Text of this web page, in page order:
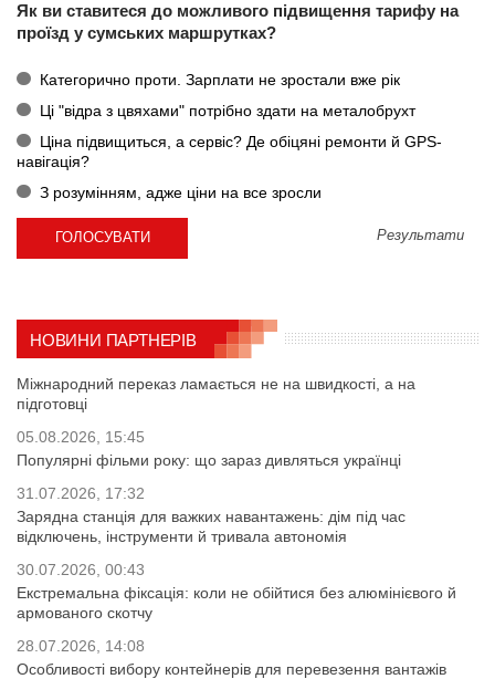
Як ви ставитеся до можливого підвищення тарифу на
проїзд у сумських маршрутках?
Категорично проти. Зарплати не зростали вже рік
Ці "відра з цвяхами" потрібно здати на металобрухт
Ціна підвищиться, а сервіс? Де обіцяні ремонти й GPS-
навігація?
З розумінням, адже ціни на все зросли
Результати
НОВИНИ ПАРТНЕРІВ
Міжнародний переказ ламається не на швидкості, а на
підготовці
05.08.2026, 15:45
Популярні фільми року: що зараз дивляться українці
31.07.2026, 17:32
Зарядна станція для важких навантажень: дім під час
відключень, інструменти й тривала автономія
30.07.2026, 00:43
Екстремальна фіксація: коли не обійтися без алюмінієвого й
армованого скотчу
28.07.2026, 14:08
Особливості вибору контейнерів для перевезення вантажів